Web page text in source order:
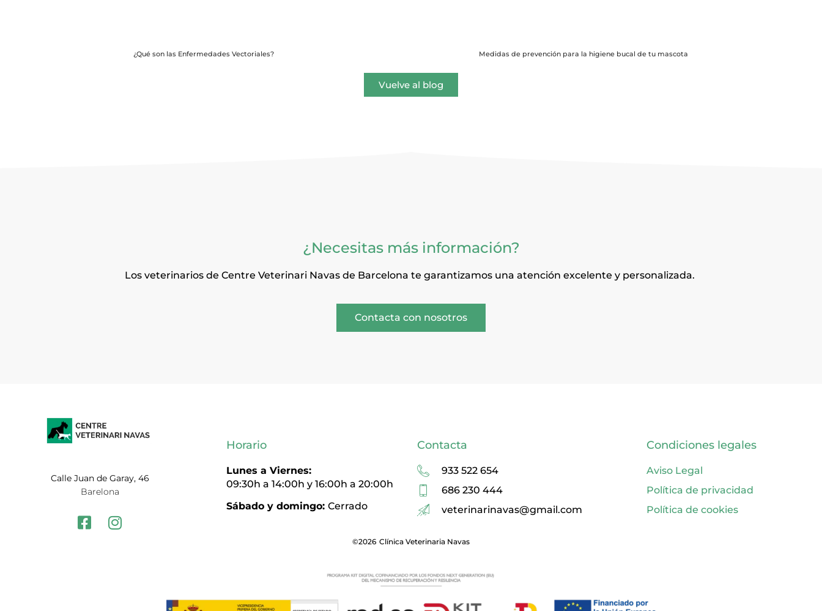
¿Qué son las Enfermedades Vectoriales? Medidas de prevención para la higiene bucal de tu mascota
Vuelve al blog
¿Necesitas más información?
Los veterinarios de Centre Veterinari Navas de Barcelona te garantizamos una atención excelente y personalizada.
Contacta con nosotros
Calle Juan de Garay, 46
Barelona
Horario
Lunes a Viernes:
09:30h a 14:00h y 16:00h a 20:00h
Sábado y domingo: Cerrado
Contacta
933 522 654
686 230 444
veterinarinavas@gmail.com
Condiciones legales
Aviso Legal
Política de privacidad
Política de cookies
©2026 Clínica Veterinaria Navas